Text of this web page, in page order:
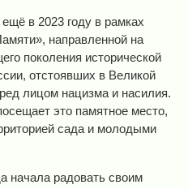
в 2023 году в рамках
направленной на
поколения исторической
отстоявших в Великой
лицом нацизма и насилия.
это памятное место,
сада и молодыми
начала радовать своим